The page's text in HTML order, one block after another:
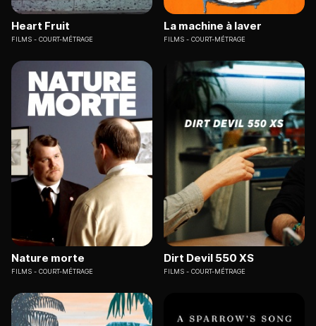
Heart Fruit
FILMS COURT-MÉTRAGE
La machine à laver
FILMS COURT-MÉTRAGE
Nature morte
FILMS COURT-MÉTRAGE
Dirt Devil 550 XS
FILMS COURT-MÉTRAGE